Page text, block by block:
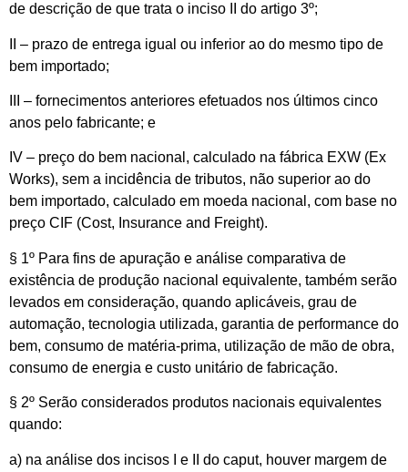
de descrição de que trata o inciso II do artigo 3º;
II – prazo de entrega igual ou inferior ao do mesmo tipo de
bem importado;
III – fornecimentos anteriores efetuados nos últimos cinco
anos pelo fabricante; e
IV – preço do bem nacional, calculado na fábrica EXW (Ex
Works), sem a incidência de tributos, não superior ao do
bem importado, calculado em moeda nacional, com base no
preço CIF (Cost, Insurance and Freight).
§ 1º Para fins de apuração e análise comparativa de
existência de produção nacional equivalente, também serão
levados em consideração, quando aplicáveis, grau de
automação, tecnologia utilizada, garantia de performance do
bem, consumo de matéria-prima, utilização de mão de obra,
consumo de energia e custo unitário de fabricação.
§ 2º Serão considerados produtos nacionais equivalentes
quando:
a) na análise dos incisos I e II do caput, houver margem de